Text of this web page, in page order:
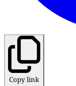
Copy link